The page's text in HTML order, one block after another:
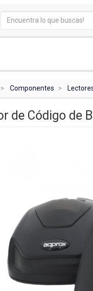
Componentes
de Código de